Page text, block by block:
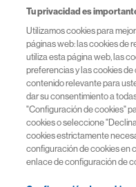
Información útil
Términos y Condiciones
Políticas de Privacidad
Políticas de Cookies
Tu privacidad es
Utilizamos cookies para
páginas web: las cookies de
utiliza esta página web, las
preferencias y las cookies
contenido relevante para
dar su consentimiento a
"Configuración de cookies"
cookies o seleccione
cookies estrictamente
configuración de cookies en
enlace de configuración de